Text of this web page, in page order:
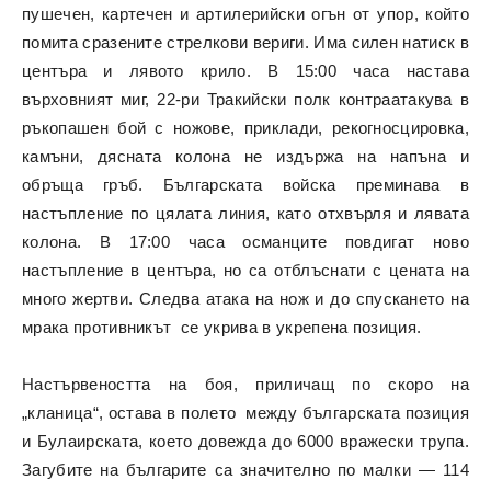
пушечен, картечен и артилерийски огън от упор, който
помита сразените стрелкови вериги. Има силен натиск в
центъра и лявото крило. В 15:00 часа настава
върховният миг, 22-ри Тракийски полк контраатакува в
ръкопашен бой с ножове, приклади, рекогносцировка,
камъни, дясната колона не издържа на напъна и
обръща гръб. Българската войска преминава в
настъпление по цялата линия, като отхвърля и лявата
колона. В 17:00 часа османците повдигат ново
настъпление в центъра, но са отблъснати с цената на
много жертви. Следва атака на нож и до спускането на
мрака противникът се укрива в укрепена позиция.
Настървеността на боя, приличащ по скоро на
„кланица“, остава в полето между българската позиция
и Булаирската, което довежда до 6000 вражески трупа.
Загубите на българите са значително по малки — 114